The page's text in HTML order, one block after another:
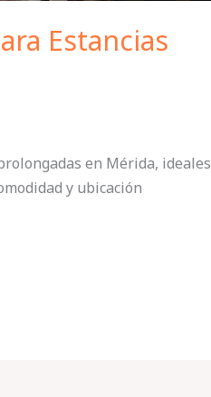
Estancias
en Mérida, ideales
y ubicación